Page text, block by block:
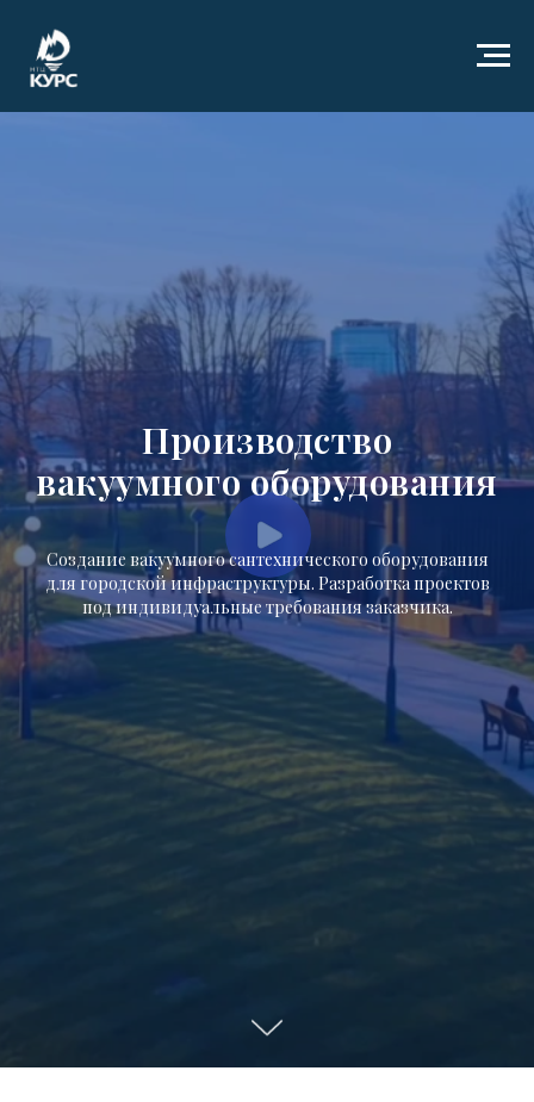
Производство
вакуумного оборудования
Создание вакуумного сантехнического оборудования
для городской инфраструктуры. Разработка проектов
под индивидуальные требования заказчика.